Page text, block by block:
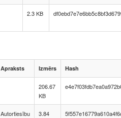
2.3 KB
Apraksts Izmērs Hash
206.67
KB
Autortiesību
3.84